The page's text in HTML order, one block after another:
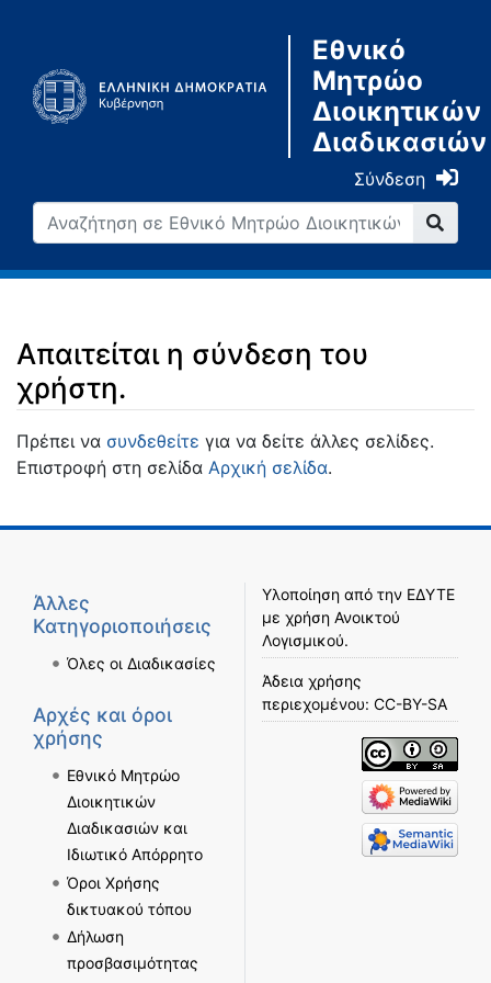
Εθνικό
Μητρώο
Διοικητικών
Διαδικασιών
Σύνδεση
Απαιτείται η σύνδεση του
χρήστη.
Μετάβαση σε:πλοήγηση,αναζήτηση
Πρέπει να συνδεθείτε για να δείτε άλλες σελίδες.
Επιστροφή στη σελίδα Αρχική σελίδα.
Άλλες
Κατηγοριοποιήσεις
Όλες οι Διαδικασίες
Αρχές και όροι
χρήσης
Εθνικό Μητρώο
Διοικητικών
Διαδικασιών και
Ιδιωτικό Απόρρητο
Όροι Χρήσης
δικτυακού τόπου
Δήλωση
προσβασιμότητας
Υλοποίηση από την ΕΔΥΤΕ
με χρήση Ανοικτού
Λογισμικού.
Άδεια χρήσης
περιεχομένου: CC-BY-SA